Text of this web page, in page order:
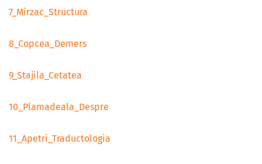
7_Mirzac_Structura
8_Copcea_Demers
9_Stajila_Cetatea
10_Plamadeala_Despre
11_Apetri_Traductologia